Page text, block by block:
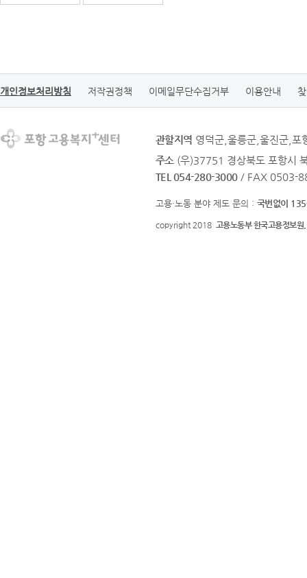
개인정보처리방침 저작권정책 이메일무단수집거부 이용안내
관할지역 영덕군,울릉군,울진군,포
주소 (우)37751 경상북도 포항시
TEL 054-280-3000 / FAX 0503-
고용·노동 분야 제도 문의 : 국번없이
copyright 2018 고용노동부 한국고용정보원.